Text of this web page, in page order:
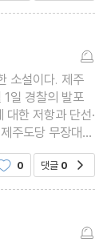
소설이다. 제주
일 경찰의 발포
대한 저항과 단선·
주도당 무장대가
지역이 전면 개방
0 댓글 0